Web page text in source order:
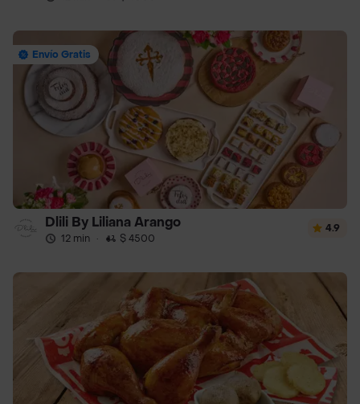
Envío Gratis
Dlili By Liliana Arango
12 min · $ 4500
4.9